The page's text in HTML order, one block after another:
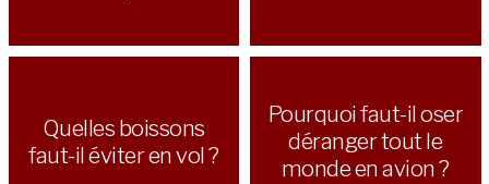
Quelles boissons
faut-il éviter en vol ?
Pourquoi faut-il oser
déranger tout le
monde en avion ?